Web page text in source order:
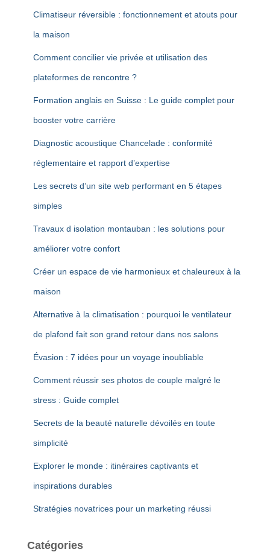
Climatiseur réversible : fonctionnement et atouts pour
la maison
Comment concilier vie privée et utilisation des
plateformes de rencontre ?
Formation anglais en Suisse : Le guide complet pour
booster votre carrière
Diagnostic acoustique Chancelade : conformité
réglementaire et rapport d’expertise
Les secrets d’un site web performant en 5 étapes
simples
Travaux d isolation montauban : les solutions pour
améliorer votre confort
Créer un espace de vie harmonieux et chaleureux à la
maison
Alternative à la climatisation : pourquoi le ventilateur
de plafond fait son grand retour dans nos salons
Évasion : 7 idées pour un voyage inoubliable
Comment réussir ses photos de couple malgré le
stress : Guide complet
Secrets de la beauté naturelle dévoilés en toute
simplicité
Explorer le monde : itinéraires captivants et
inspirations durables
Stratégies novatrices pour un marketing réussi
Catégories